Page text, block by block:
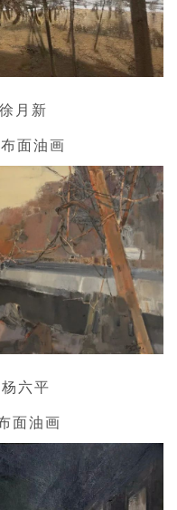
月新
面油画
六平
面油画